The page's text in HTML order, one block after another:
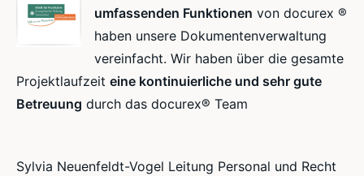
umfassenden Funktionen von docurex ®
haben unsere Dokumentenverwaltung
vereinfacht. Wir haben über die gesamte
Projektlaufzeit eine kontinuierliche und sehr gute
Betreuung durch das docurex® Team
Sylvia Neuenfeldt-Vogel Leitung Personal und Recht